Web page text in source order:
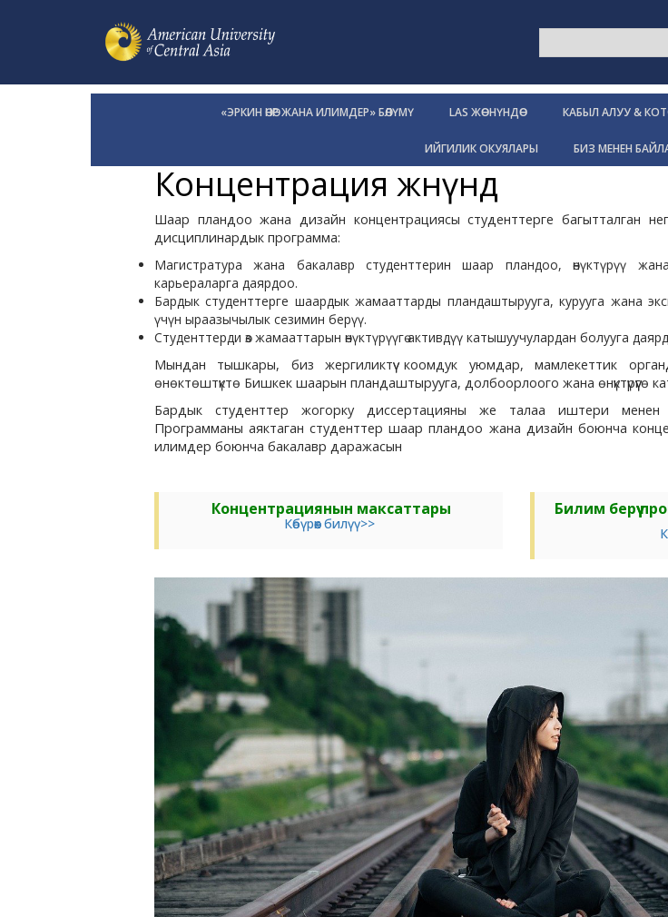
«ЭРКИН ӨНӨР ЖАНА ИЛИМДЕР» БӨЛҮМҮ LAS ЖƟНҮНДƟ КАБЫЛ АЛУУ &
ИЙГИЛИК ОКУЯЛАРЫ БИЗ МЕНЕН
Концентрация жөнүндө
Шаар пландоо жана дизайн концентрациясы студенттерге багытталган
дисциплинардык программа:
Магистратура жана бакалавр студенттерин шаар пландоо, өнүктүрүү
карьераларга даярдоо.
Бардык студенттерге шаардык жамааттарды пландаштырууга, курууга жана
үчүн ыраазычылык сезимин берүү.
Студенттерди өз жамааттарын өнүктүрүүгө активдүү катышуучулардан болууга
Мындан тышкары, биз жергиликтүү коомдук уюмдар, мамлекеттик
өнөктөштүктө Бишкек шаарын пландаштырууга, долбоорлоого жана өнүктүрүүгө
Бардык студенттер жогорку диссертацияны же талаа иштери
Программаны аяктаган студенттер шаар пландоо жана дизайн боюнча
илимдер боюнча бакалавр даражасын
Концентрациянын максаттары
Көбүрөөк билүү>>
Билим берүү